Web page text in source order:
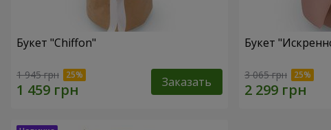
Букет "Chiffon"
1 945 грн Заказать
Букет
3 065 грн